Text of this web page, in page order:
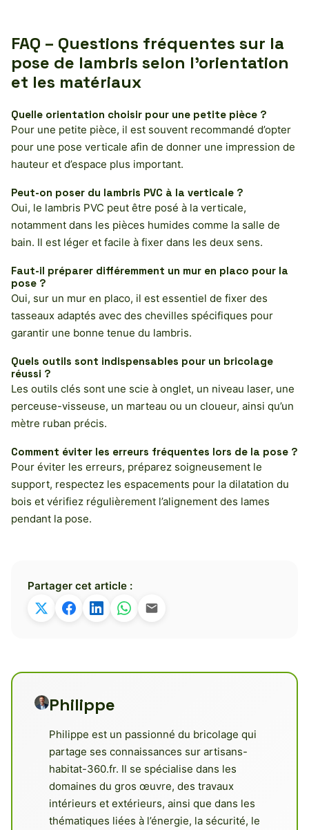
FAQ – Questions fréquentes sur la
pose de lambris selon l’orientation
et les matériaux
Quelle orientation choisir pour une petite pièce ?
Pour une petite pièce, il est souvent recommandé d’opter
pour une pose verticale afin de donner une impression de
hauteur et d’espace plus important.
Peut-on poser du lambris PVC à la verticale ?
Oui, le lambris PVC peut être posé à la verticale,
notamment dans les pièces humides comme la salle de
bain. Il est léger et facile à fixer dans les deux sens.
Faut-il préparer différemment un mur en placo pour la
pose ?
Oui, sur un mur en placo, il est essentiel de fixer des
tasseaux adaptés avec des chevilles spécifiques pour
garantir une bonne tenue du lambris.
Quels outils sont indispensables pour un bricolage
réussi ?
Les outils clés sont une scie à onglet, un niveau laser, une
perceuse-visseuse, un marteau ou un cloueur, ainsi qu’un
mètre ruban précis.
Comment éviter les erreurs fréquentes lors de la pose ?
Pour éviter les erreurs, préparez soigneusement le
support, respectez les espacements pour la dilatation du
bois et vérifiez régulièrement l’alignement des lames
pendant la pose.
Partager cet article :
Philippe
Philippe est un passionné du bricolage qui
partage ses connaissances sur artisans-
habitat-360.fr. Il se spécialise dans les
domaines du gros œuvre, des travaux
intérieurs et extérieurs, ainsi que dans les
thématiques liées à l’énergie, la sécurité, le